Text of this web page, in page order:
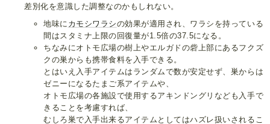
差別化を意識した調整なのかもしれない。
地味に カモシワラシの効果が適用され、ワラシを持っている
間はスタミナ上限の回復量が1.5倍の37.5になる。
ちなみにオトモ広場の樹上やエルガドの砦上部にあるフクズ
クの巣からも携帯食料を入手できる。
とはいえ入手アイテムはランダムで数が安定せず、巣からは
ゼニーになるたまご系アイテムや、
オトモ広場の各施設で使用するアキンドングリなども入手で
きることを考慮すれば、
むしろ巣で入手出来るアイテムとしてはハズレ扱いされるこ